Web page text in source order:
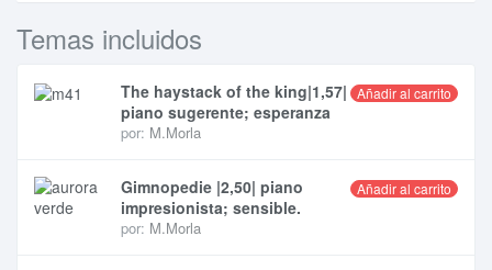
Temas incluidos
Añadir al carrito
The haystack of the king|1,57|
piano sugerente; esperanza
por: M.Morla
Añadir al carrito
Gimnopedie |2,50| piano
impresionista; sensible.
por: M.Morla